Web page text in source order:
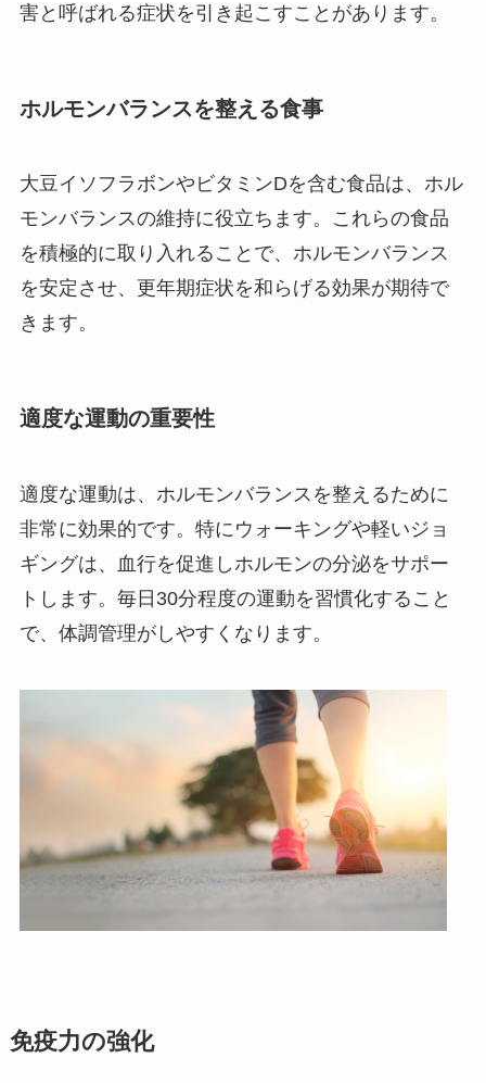
害と呼ばれる症状を引き起こすことがあります。
ホルモンバランスを整える食事
大豆イソフラボンやビタミンDを含む食品は、ホル
モンバランスの維持に役立ちます。これらの食品
を積極的に取り入れることで、ホルモンバランス
を安定させ、更年期症状を和らげる効果が期待で
きます。
適度な運動の重要性
適度な運動は、ホルモンバランスを整えるために
非常に効果的です。特にウォーキングや軽いジョ
ギングは、血行を促進しホルモンの分泌をサポー
トします。毎日30分程度の運動を習慣化すること
で、体調管理がしやすくなります。
免疫力の強化